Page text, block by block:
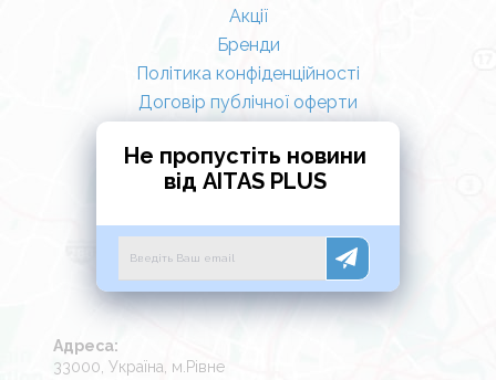
Акції
Бренди
Політика конфіденційності
Договір публічної оферти
Не пропустіть новини
від AITAS PLUS
Адреса:
33000, Україна, м.Рівне